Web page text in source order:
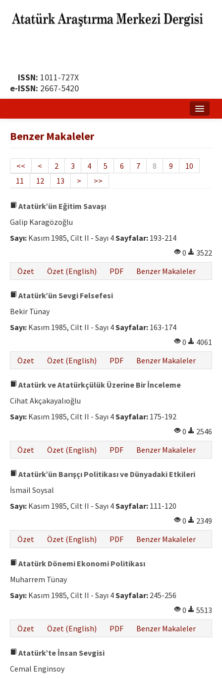
ISSN: 1011-727X
e-ISSN: 2667-5420
Yayın Politikası
Dergi Kurulları
Yayın İlkeleri
Etik İlkeler
Yazar Rehberi
Hakem Rehberi
Benzer Makaleler
<< < 2 3 4 5 6 7 8 9
10
11
12 13 > >>
Atatürk’ün Eğitim Savaşı
Galip Karagözoğlu
Sayı: Kasım 1985, Cilt II - Sayı 4Sayfalar: 193-214
0
3522
Özet
Özet (English) PDF Benzer Makaleler
Atatürk’ün Sevgi Felsefesi
Bekir Tünay
Sayı: Kasım 1985, Cilt II - Sayı 4Sayfalar: 163-174
0
4061
Özet
Özet (English) PDF Benzer Makaleler
Atatürk ve Atatürkçülük Üzerine Bir İnceleme
Cihat Akçakayalıoğlu
Sayı: Kasım 1985, Cilt II - Sayı 4Sayfalar: 175-192
0
2546
Özet
Özet (English) PDF Benzer Makaleler
Atatürk’ün Barışçı Politikası ve Dünyadaki Etkileri
İsmail Soysal
Sayı: Kasım 1985, Cilt II - Sayı 4Sayfalar: 111-120
0
2349
Özet
Özet (English) PDF Benzer Makaleler
Atatürk Dönemi Ekonomi Politikası
Muharrem Tünay
Sayı: Kasım 1985, Cilt II - Sayı 4Sayfalar: 245-256
0
5513
Özet
Özet (English) PDF Benzer Makaleler
Atatürk’te İnsan Sevgisi
Cemal Enginsoy